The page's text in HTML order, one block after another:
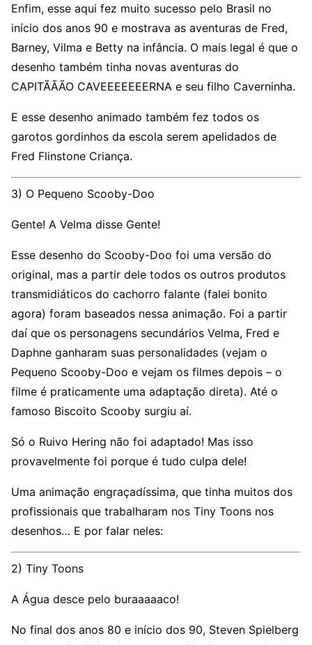
Enfim, esse aqui fez muito sucesso pelo Brasil no
início dos anos 90 e mostrava as aventuras de Fred,
Barney, Vilma e Betty na infância. O mais legal é que o
desenho também tinha novas aventuras do
CAPITÃÃÃO CAVEEEEEEERNA e seu filho Caverninha.
E esse desenho animado também fez todos os
garotos gordinhos da escola serem apelidados de
Fred Flinstone Criança.
3) O Pequeno Scooby-Doo
Gente! A Velma disse Gente!
Esse desenho do Scooby-Doo foi uma versão do
original, mas a partir dele todos os outros produtos
transmidiáticos do cachorro falante (falei bonito
agora) foram baseados nessa animação. Foi a partir
daí que os personagens secundários Velma, Fred e
Daphne ganharam suas personalidades (vejam o
Pequeno Scooby-Doo e vejam os filmes depois – o
filme é praticamente uma adaptação direta). Até o
famoso Biscoito Scooby surgiu aí.
Só o Ruivo Hering não foi adaptado! Mas isso
provavelmente foi porque é tudo culpa dele!
Uma animação engraçadíssima, que tinha muitos dos
profissionais que trabalharam nos Tiny Toons nos
desenhos… E por falar neles:
2) Tiny Toons
A Água desce pelo buraaaaaco!
No final dos anos 80 e início dos 90, Steven Spielberg